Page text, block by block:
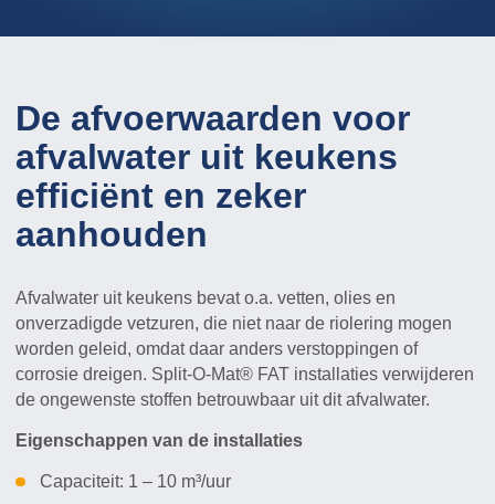
De afvoerwaarden voor
afvalwater uit keukens
efficiënt en zeker
aanhouden
Afvalwater uit keukens bevat o.a. vetten, olies en
onverzadigde vetzuren, die niet naar de riolering mogen
worden geleid, omdat daar anders verstoppingen of
corrosie dreigen. Split-O-Mat® FAT installaties verwijderen
de ongewenste stoffen betrouwbaar uit dit afvalwater.
Eigenschappen van de installaties
Capaciteit: 1 – 10 m³/uur